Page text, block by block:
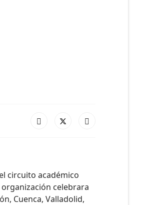
circuito académico
celebrara
Cuenca, Valladolid,